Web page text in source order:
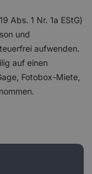
Abs. 1 Nr. 1a EStG)
und
aufwenden.
auf einen
Fotobox-Miete,